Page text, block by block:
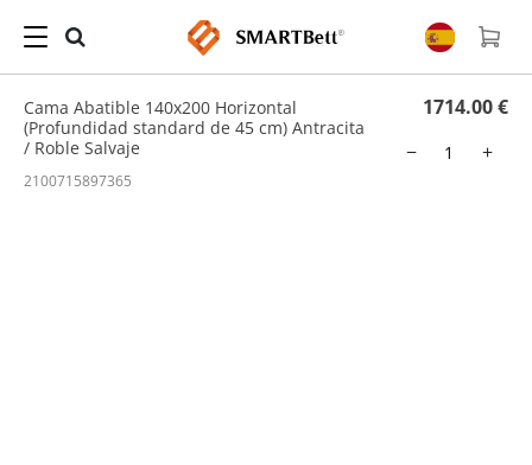
Hogar Cama Abatible
/ Cama Abatible 140x200 Horizontal (Profundidad standard de
Cama Abatible 140x200 Horizontal
(Profundidad standard de 45 cm) Antracita
/ Roble Salvaje
1714.00 €
−
+
2100715897365